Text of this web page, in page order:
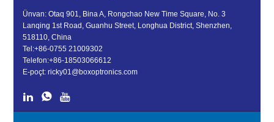
Ünvan: Otaq 901, Bina A, Rongchao New Time Square, No. 3
Lanqing 1st Road, Guanhu Street, Longhua District, Shenzhen,
518110, China
Tel:+86-0755 21009302
Telefon:+86-18503066612
E-poçt:ricky01@boxoptronics.com